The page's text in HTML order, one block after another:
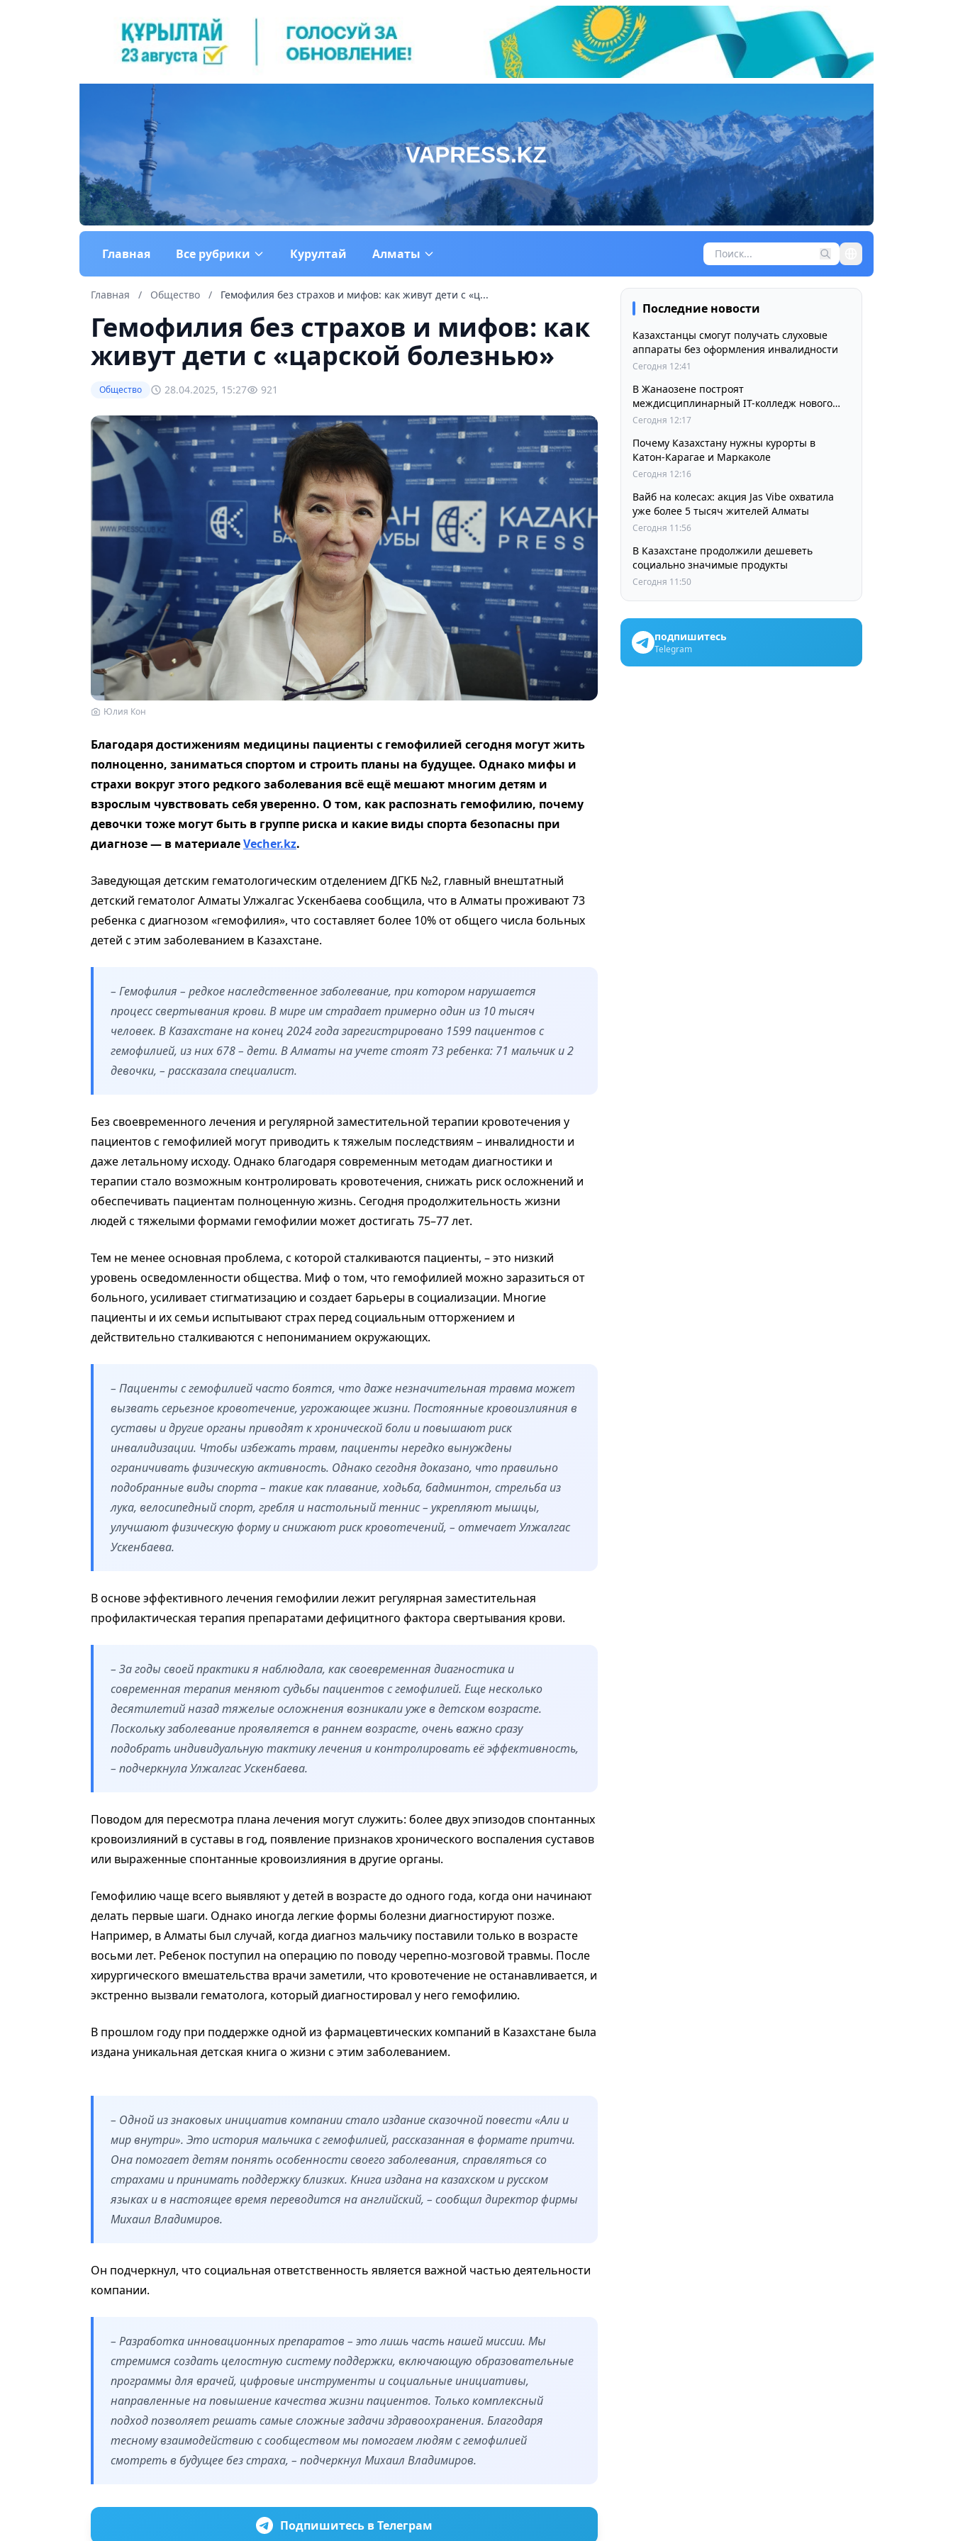
Главная Все рубрики Курултай Алматы
Главная / Общество / Гемофилия без страхов и мифов: как живут дети с «ц...
Гемофилия без страхов и мифов: как
живут дети с «царской болезнью»
Общество 28.04.2025, 15:27 921
Юлия Кон
Благодаря достижениям медицины пациенты с гемофилией сегодня могут жить
полноценно, заниматься спортом и строить планы на будущее. Однако мифы и
страхи вокруг этого редкого заболевания всё ещё мешают многим детям и
взрослым чувствовать себя уверенно. О том, как распознать гемофилию, почему
девочки тоже могут быть в группе риска и какие виды спорта безопасны при
диагнозе — в материалеVecher.kz.
Заведующая детским гематологическим отделением ДГКБ №2, главный внештатный
детский гематолог Алматы Улжалгас Ускенбаева сообщила, что в Алматы проживают 73
ребенка с диагнозом «гемофилия», что составляет более 10% от общего числа больных
детей с этим заболеванием в Казахстане.
– Гемофилия – редкое наследственное заболевание, при котором нарушается
процесс свертывания крови. В мире им страдает примерно один из 10 тысяч
человек. В Казахстане на конец 2024 года зарегистрировано 1599 пациентов с
гемофилией, из них 678 – дети. В Алматы на учете стоят 73 ребенка: 71 мальчик и 2
девочки, – рассказала специалист.
Без своевременного лечения и регулярной заместительной терапии кровотечения у
пациентов с гемофилией могут приводить к тяжелым последствиям – инвалидности и
даже летальному исходу. Однако благодаря современным методам диагностики и
терапии стало возможным контролировать кровотечения, снижать риск осложнений и
обеспечивать пациентам полноценную жизнь. Сегодня продолжительность жизни
людей с тяжелыми формами гемофилии может достигать 75–77 лет.
Тем не менее основная проблема, с которой сталкиваются пациенты, – это низкий
уровень осведомленности общества. Миф о том, что гемофилией можно заразиться от
больного, усиливает стигматизацию и создает барьеры в социализации. Многие
пациенты и их семьи испытывают страх перед социальным отторжением и
действительно сталкиваются с непониманием окружающих.
– Пациенты с гемофилией часто боятся, что даже незначительная травма может
вызвать серьезное кровотечение, угрожающее жизни. Постоянные кровоизлияния в
суставы и другие органы приводят к хронической боли и повышают риск
инвалидизации. Чтобы избежать травм, пациенты нередко вынуждены
ограничивать физическую активность. Однако сегодня доказано, что правильно
подобранные виды спорта – такие как плавание, ходьба, бадминтон, стрельба из
лука, велосипедный спорт, гребля и настольный теннис – укрепляют мышцы,
улучшают физическую форму и снижают риск кровотечений, – отмечает Улжалгас
Ускенбаева.
В основе эффективного лечения гемофилии лежит регулярная заместительная
профилактическая терапия препаратами дефицитного фактора свертывания крови.
– За годы своей практики я наблюдала, как своевременная диагностика и
современная терапия меняют судьбы пациентов с гемофилией. Еще несколько
десятилетий назад тяжелые осложнения возникали уже в детском возрасте.
Поскольку заболевание проявляется в раннем возрасте, очень важно сразу
подобрать индивидуальную тактику лечения и контролировать её эффективность,
– подчеркнула Улжалгас Ускенбаева.
Поводом для пересмотра плана лечения могут служить: более двух эпизодов спонтанных
кровоизлияний в суставы в год, появление признаков хронического воспаления суставов
или выраженные спонтанные кровоизлияния в другие органы.
Гемофилию чаще всего выявляют у детей в возрасте до одного года, когда они начинают
делать первые шаги. Однако иногда легкие формы болезни диагностируют позже.
Например, в Алматы был случай, когда диагноз мальчику поставили только в возрасте
восьми лет. Ребенок поступил на операцию по поводу черепно-мозговой травмы. После
хирургического вмешательства врачи заметили, что кровотечение не останавливается, и
экстренно вызвали гематолога, который диагностировал у него гемофилию.
В прошлом году при поддержке одной из фармацевтических компаний в Казахстане была
издана уникальная детская книга о жизни с этим заболеванием.
– Одной из знаковых инициатив компании стало издание сказочной повести «Али и
мир внутри». Это история мальчика с гемофилией, рассказанная в формате притчи.
Она помогает детям понять особенности своего заболевания, справляться со
страхами и принимать поддержку близких. Книга издана на казахском и русском
языках и в настоящее время переводится на английский, – сообщил директор фирмы
Михаил Владимиров.
Он подчеркнул, что социальная ответственность является важной частью деятельности
компании.
– Разработка инновационных препаратов – это лишь часть нашей миссии. Мы
стремимся создать целостную систему поддержки, включающую образовательные
программы для врачей, цифровые инструменты и социальные инициативы,
направленные на повышение качества жизни пациентов. Только комплексный
подход позволяет решать самые сложные задачи здравоохранения. Благодаря
тесному взаимодействию с сообществом мы помогаем людям с гемофилией
смотреть в будущее без страха, – подчеркнул Михаил Владимиров.
Подпишитесь в Телеграм
Последние новости
Казахстанцы смогут получать слуховые
аппараты без оформления инвалидности
Сегодня 12:41
В Жанаозене построят
междисциплинарный IT-колледж нового
поколения
Сегодня 12:17
Почему Казахстану нужны курорты в
Катон-Карагае и Маркаколе
Сегодня 12:16
Вайб на колесах: акция Jas Vibe охватила
уже более 5 тысяч жителей Алматы
Сегодня 11:56
В Казахстане продолжили дешеветь
социально значимые продукты
Сегодня 11:50
подпишитесь
Telegram